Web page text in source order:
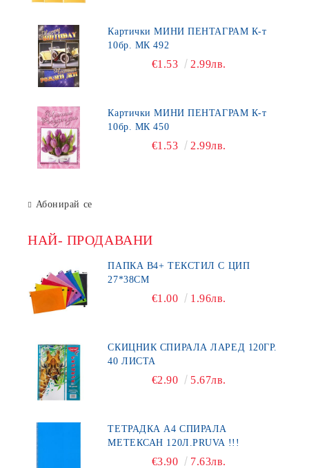
Картички МИНИ ПЕНТАГРАМ К-т
10бр. МК 492
€1.53 2.99лв.
Картички МИНИ ПЕНТАГРАМ К-т
10бр. МК 450
€1.53 2.99лв.
Абонирай се
НАЙ- ПРОДАВАНИ
ПАПКА В4+ ТЕКСТИЛ С ЦИП
27*38СМ
€1.00 1.96лв.
СКИЦНИК СПИРАЛА ЛАРЕД 120ГР.
40 ЛИСТА
€2.90 5.67лв.
ТЕТРАДКА А4 СПИРАЛА
МЕТЕКСАН 120Л.PRUVA !!!
€3.90 7.63лв.